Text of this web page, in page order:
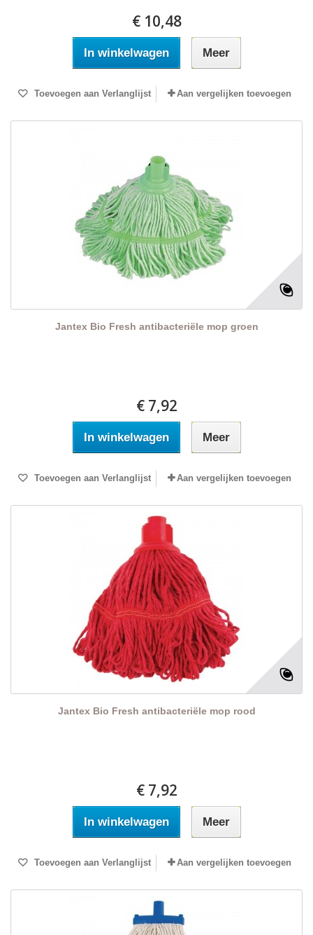
€ 10,48
In winkelwagen Meer
Toevoegen aan Verlanglijst Aan vergelijken toevoegen
Jantex Bio Fresh antibacteriële mop groen
€ 7,92
In winkelwagen Meer
Toevoegen aan Verlanglijst Aan vergelijken toevoegen
Jantex Bio Fresh antibacteriële mop rood
€ 7,92
In winkelwagen Meer
Toevoegen aan Verlanglijst Aan vergelijken toevoegen